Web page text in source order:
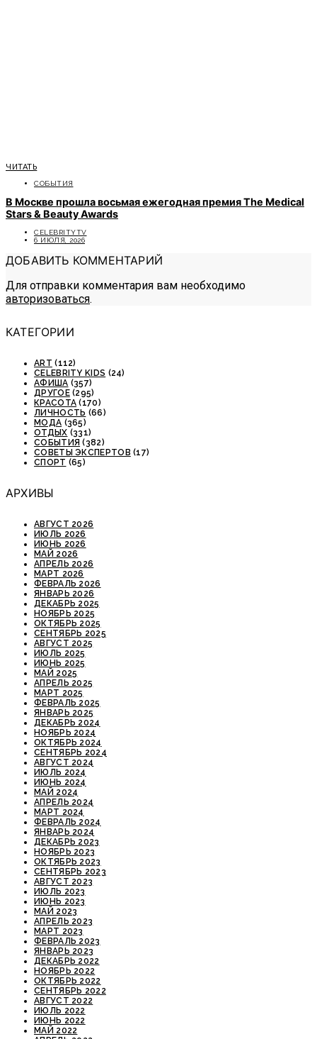
ЧИТАТЬ
СОБЫТИЯ
В Москве прошла восьмая ежегодная премия The Medical
Stars & Beauty Awards
CELEBRITYTV
6 ИЮЛЯ, 2026
ДОБАВИТЬ КОММЕНТАРИЙ
Для отправки комментария вам необходимо
авторизоваться.
КАТЕГОРИИ
ART (112)
CELEBRITY KIDS (24)
АФИША (357)
ДРУГОЕ(295)
КРАСОТА (170)
ЛИЧНОСТЬ (66)
МОДА (365)
ОТДЫХ (331)
СОБЫТИЯ (382)
СОВЕТЫ ЭКСПЕРТОВ (17)
СПОРТ (65)
АРХИВЫ
АВГУСТ 2026
ИЮЛЬ 2026
ИЮНЬ 2026
МАЙ 2026
АПРЕЛЬ 2026
МАРТ 2026
ФЕВРАЛЬ 2026
ЯНВАРЬ 2026
ДЕКАБРЬ 2025
НОЯБРЬ 2025
ОКТЯБРЬ 2025
СЕНТЯБРЬ 2025
АВГУСТ 2025
ИЮЛЬ 2025
ИЮНЬ 2025
МАЙ 2025
АПРЕЛЬ 2025
МАРТ 2025
ФЕВРАЛЬ 2025
ЯНВАРЬ 2025
ДЕКАБРЬ 2024
НОЯБРЬ 2024
ОКТЯБРЬ 2024
СЕНТЯБРЬ 2024
АВГУСТ 2024
ИЮЛЬ 2024
ИЮНЬ 2024
МАЙ 2024
АПРЕЛЬ 2024
МАРТ 2024
ФЕВРАЛЬ 2024
ЯНВАРЬ 2024
ДЕКАБРЬ 2023
НОЯБРЬ 2023
ОКТЯБРЬ 2023
СЕНТЯБРЬ 2023
АВГУСТ 2023
ИЮЛЬ 2023
ИЮНЬ 2023
МАЙ 2023
АПРЕЛЬ 2023
МАРТ 2023
ФЕВРАЛЬ 2023
ЯНВАРЬ 2023
ДЕКАБРЬ 2022
НОЯБРЬ 2022
ОКТЯБРЬ 2022
СЕНТЯБРЬ 2022
АВГУСТ 2022
ИЮЛЬ 2022
ИЮНЬ 2022
МАЙ 2022